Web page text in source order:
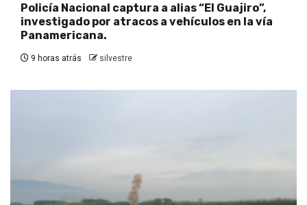
Policía Nacional captura a alias “El Guajiro”,
investigado por atracos a vehículos en la vía
Panamericana.
9 horas atrás silvestre